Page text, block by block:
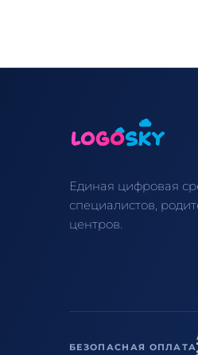
Единая цифровая
специалистов,
центров.
БЕЗОПАСНАЯ ОПЛАТА